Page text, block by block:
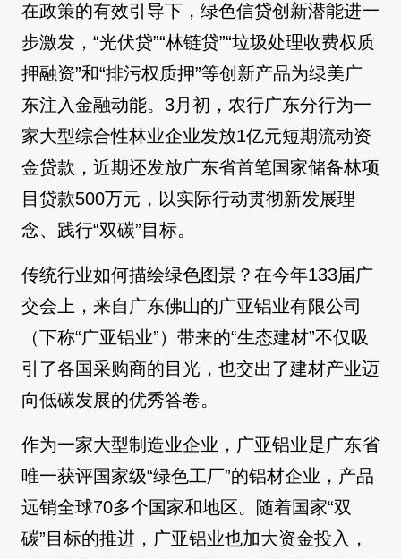
在政策的有效引导下，绿色信贷创新潜能进一
步激发，“光伏贷”“林链贷”“垃圾处理收费权质
押融资”和“排污权质押”等创新产品为绿美广
东注入金融动能。3月初，农行广东分行为一
家大型综合性林业企业发放1亿元短期流动资
金贷款，近期还发放广东省首笔国家储备林项
目贷款500万元，以实际行动贯彻新发展理
念、践行“双碳”目标。
传统行业如何描绘绿色图景？在今年133届广
交会上，来自广东佛山的广亚铝业有限公司
（下称“广亚铝业”）带来的“生态建材”不仅吸
引了各国采购商的目光，也交出了建材产业迈
向低碳发展的优秀答卷。
作为一家大型制造业企业，广亚铝业是广东省
唯一获评国家级“绿色工厂”的铝材企业，产品
远销全球70多个国家和地区。随着国家“双
碳”目标的推进，广亚铝业也加大资金投入，